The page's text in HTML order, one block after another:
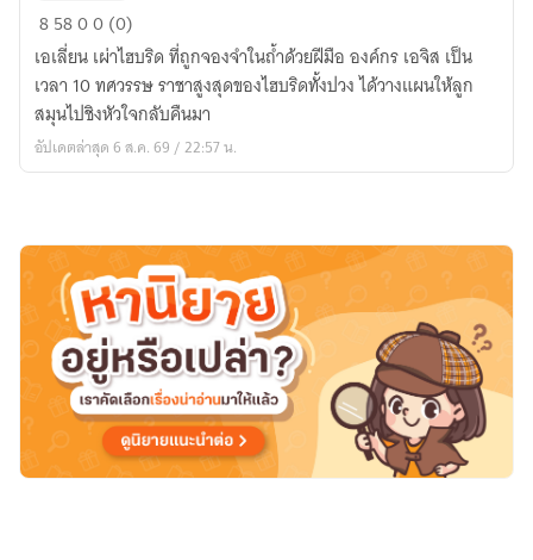
ปฎิบัติ
การ
พิทักษ์
โลก
85800 (0)
เอเลี่ยน เผ่าไฮบริด ที่ถูกจองจำในถํ้าด้วยฝีมือ องค์กร เอจิส เป็น
เวลา 10 ทศวรรษ ราชาสูงสุดของไฮบริดทั้งปวง ได้วางแผนให้ลูก
สมุนไปชิงหัวใจกลับคืนมา
อัปเดตล่าสุด 6 ส.ค. 69 / 22:57 น.